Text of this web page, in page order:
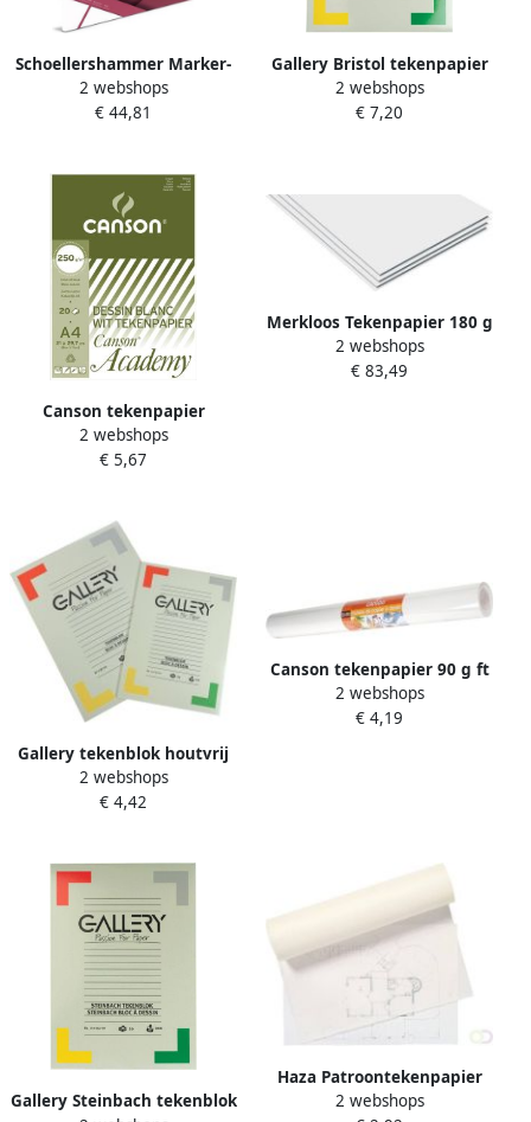
Schoellershammer Marker-
Layoutpapier A2 75g m2 75
vel VF5003083
2 webshops
€ 44,81
Gallery Bristol tekenpapier
200 g ft 29 7 x 42 cm A3
blok van 20 vel
2 webshops
€ 7,20
Canson tekenpapier
Academy 250 g ft 21 x 29 7
cm A4 blok van 20 vel
2 webshops
€ 5,67
Merkloos Tekenpapier 180 g
ft 27 x 36 cm pak van 500
vel
2 webshops
€ 83,49
Gallery tekenblok houtvrij
papier 120 g mÃÂ² ft 27 x 36
cm blok van 24 vel
2 webshops
€ 4,42
Canson tekenpapier 90 g ft
50 cm x 5 m op rol
2 webshops
€ 4,19
Gallery Steinbach tekenblok
Haza Patroontekenpapier
rol 10mx100cm blanco
2 webshops